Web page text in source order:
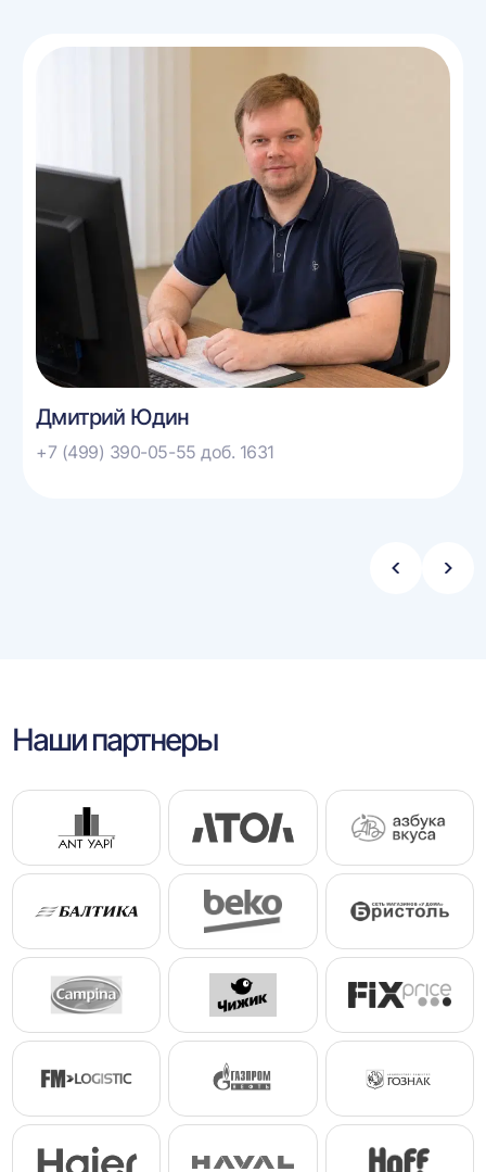
Дмитрий Юдин
+7 (499) 390-05-55 доб. 1631
Стрелка
Наши партнеры